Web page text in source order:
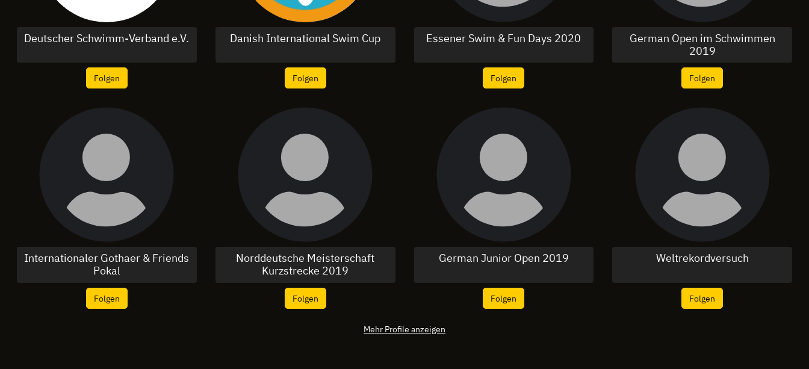
Deutscher Schwimm-Verband e.V.
Folgen
Danish International Swim Cup
Folgen
Essener Swim & Fun Days 2020
Folgen
German Open im Schwimmen
2019
Folgen
Internationaler Gothaer & Friends
Pokal
Folgen
Norddeutsche Meisterschaft
Kurzstrecke 2019
Folgen
German Junior Open 2019
Folgen
Weltrekordversuch
Folgen
Mehr Profile anzeigen